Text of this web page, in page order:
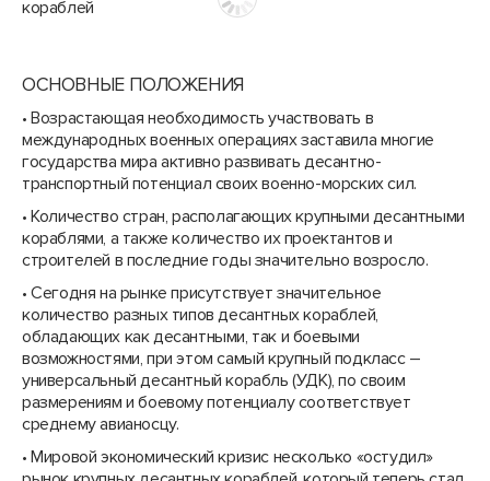
ОСНОВНЫЕ ПОЛОЖЕНИЯ
• Возрастающая необходимость участвовать в
международных военных операциях заставила многие
государства мира активно развивать десантно-
транспортный потенциал своих военно-морских сил.
• Количество стран, располагающих крупными десантными
кораблями, а также количество их проектантов и
строителей в последние годы значительно возросло.
• Сегодня на рынке присутствует значительное
количество разных типов десантных кораблей,
обладающих как десантными, так и боевыми
возможностями, при этом самый крупный подкласс –
универсальный десантный корабль (УДК), по своим
размерениям и боевому потенциалу соответствует
среднему авианосцу.
• Мировой экономический кризис несколько «остудил»